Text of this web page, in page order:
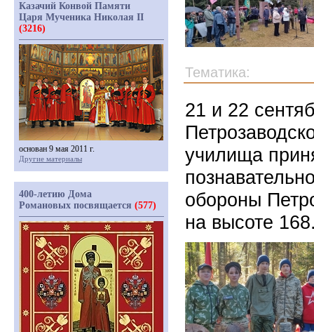
Тематика:
21 и 22
училища
обороны
на высоте
Казачий Конвой Памяти
Царя Мученика Николая II
(3216)
основан 9 мая 2011 г.
Другие материалы
400-летию Дома
Романовых посвящается (577)